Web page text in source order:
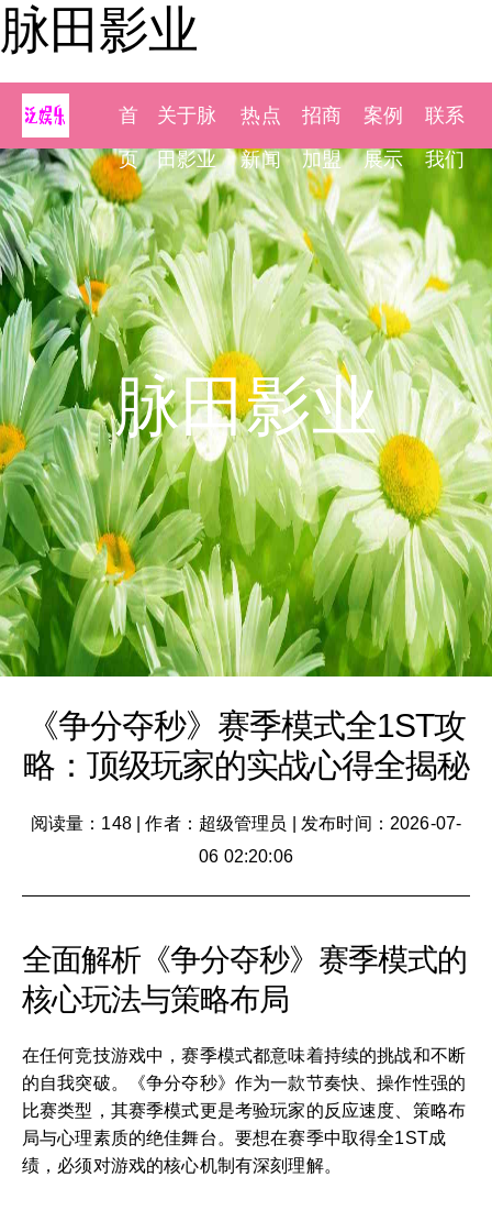
脉田影业
首
页
关于脉
田影业
热点
新闻
招商
加盟
案例
展示
联系
我们
脉田影业
《争分夺秒》赛季模式全1ST攻
略：顶级玩家的实战心得全揭秘
阅读量：148|作者：超级管理员
发布时间：2026-07-
06 02:20:06
全面解析《争分夺秒》赛季模式的
核心玩法与策略布局
在任何竞技游戏中，赛季模式都意味着持续的挑战和不断
的自我突破。《争分夺秒》作为一款节奏快、操作性强的
比赛类型，其赛季模式更是考验玩家的反应速度、策略布
局与心理素质的绝佳舞台。要想在赛季中取得全1ST成
绩，必须对游戏的核心机制有深刻理解。